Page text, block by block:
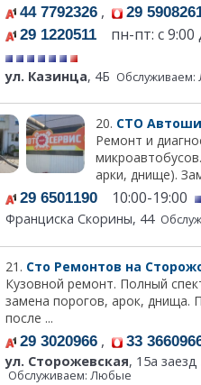
44 7792326 , 29
29 1220511 пн-пт: с 9:00
ул. Казинца, 4Б
20. СТО
Ремонт и
арки, днище).
29 6501190 10:00-19:00
Франциска Скорины, 44
21. Сто Ремонтов на
Кузовной ремонт. Полный
замена порогов, арок, днища.
после ...
29 3020966 , 33
ул. Сторожевская, 15а
Обслуживаем: Любые